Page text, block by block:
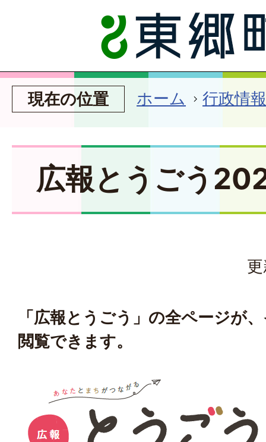
現在の位置 ホーム 行政情報
広報とうごう
「広報とうごう」の全ページが
閲覧できます。